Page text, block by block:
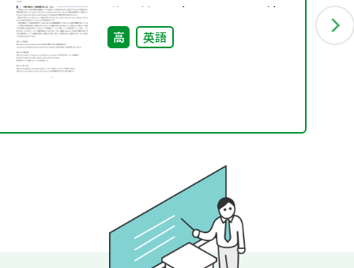
導 ― 対照を表すwhile、3用法を
持つif、注意のいるunless、理由
高 英語